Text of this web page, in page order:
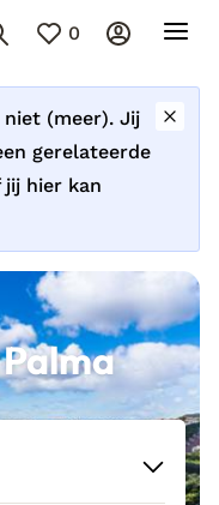
0
(meer). Jij
gerelateerde
jij hier kan